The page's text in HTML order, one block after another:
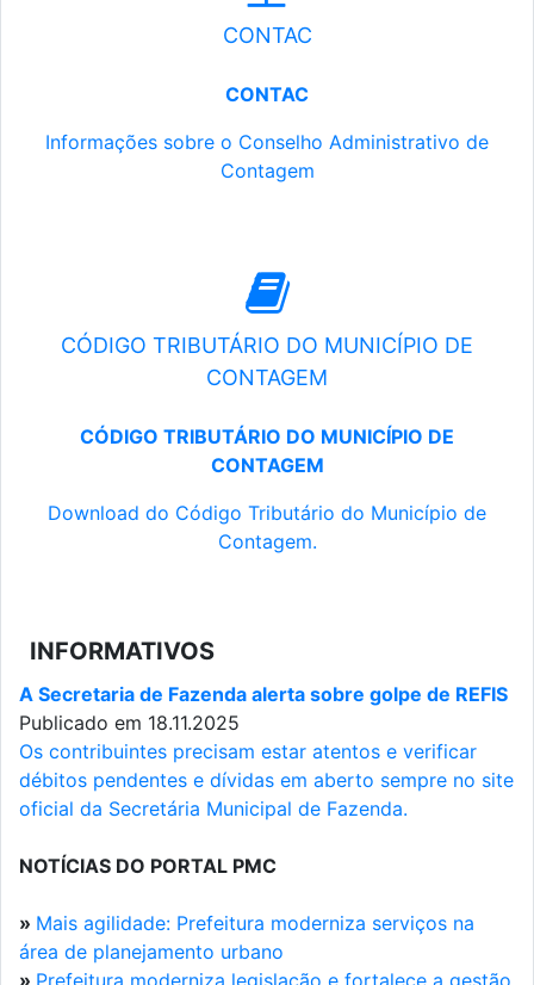
CONTAC
CONTAC
Informações sobre o Conselho Administrativo de
Contagem
CÓDIGO TRIBUTÁRIO DO MUNICÍPIO DE
CONTAGEM
CÓDIGO TRIBUTÁRIO DO MUNICÍPIO DE
CONTAGEM
Download do Código Tributário do Município de
Contagem.
INFORMATIVOS
A Secretaria de Fazenda alerta sobre golpe de REFIS
Publicado em 18.11.2025
Os contribuintes precisam estar atentos e verificar
débitos pendentes e dívidas em aberto sempre no site
oficial da Secretária Municipal de Fazenda.
NOTÍCIAS DO PORTAL PMC
» Mais agilidade: Prefeitura moderniza serviços na
área de planejamento urbano